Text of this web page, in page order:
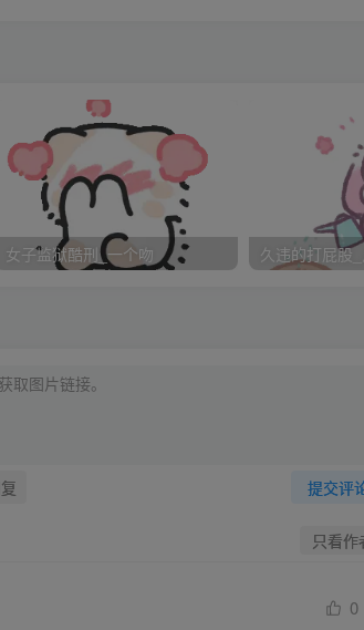
红打惨了，扯着脖子叫唤：“好人啊！，别打
不注意，伸手在媳妇的屁股蛋子上拧了一
的话不？”小媳妇虽遭“横祸”，可也多少看出
嘿！还嘴硬哩！那是我冤枉你了呗？！”看着
也挺有心计，见媳妇还想辩解，不等他娘说
回头来看媳妇。张季红屁股明显的红肿起
她委屈得要命，刚刚挨了打，婆婆就在隔壁，
的！”忍不住又“呜呜”的哭起来。太平刚要再
的屁股，叹了口气，勉强答应一声：“噢，来
视，径自走到桌前，打开盖在篮子上的花
女子监狱酷刑_一个吻 久违的打屁股_
提交评
只看作
0